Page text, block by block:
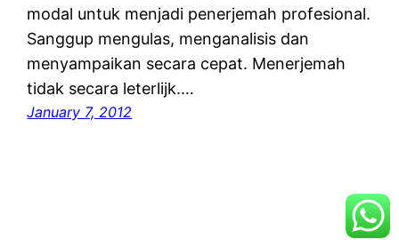
modal untuk menjadi penerjemah profesional.
Sanggup mengulas, menganalisis dan
menyampaikan secara cepat. Menerjemah
tidak secara leterlijk.…
January 7, 2012